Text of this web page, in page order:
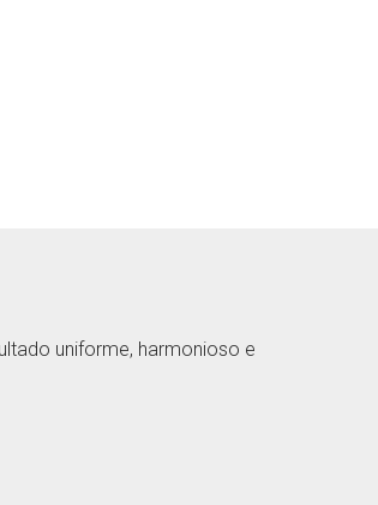
uniforme, harmonioso e